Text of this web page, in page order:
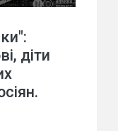
діти